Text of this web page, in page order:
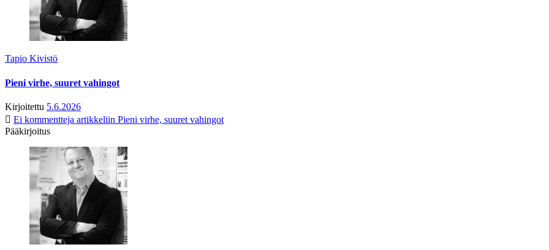
Tapio Kivistö
Pieni virhe, suuret vahingot
Kirjoitettu 5.6.2026
Ei kommentteja artikkeliin Pieni virhe, suuret vahingot
Pääkirjoitus